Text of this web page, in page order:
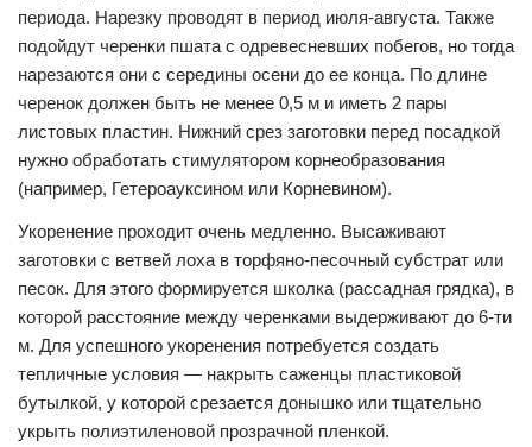
периода. Нарезку проводят в период июля-августа. Также
подойдут черенки пшата с одревесневших побегов, но тогда
нарезаются они с середины осени до ее конца. По длине
черенок должен быть не менее 0,5 м и иметь 2 пары
листовых пластин. Нижний срез заготовки перед посадкой
нужно обработать стимулятором корнеобразования
(например, Гетероауксином или Корневином).
Укоренение проходит очень медленно. Высаживают
заготовки с ветвей лоха в торфяно-песочный субстрат или
песок. Для этого формируется школка (рассадная грядка), в
которой расстояние между черенками выдерживают до 6-ти
м. Для успешного укоренения потребуется создать
тепличные условия — накрыть саженцы пластиковой
бутылкой, у которой срезается донышко или тщательно
укрыть полиэтиленовой прозрачной пленкой.